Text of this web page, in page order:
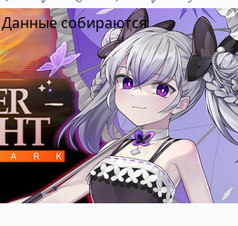
собираются